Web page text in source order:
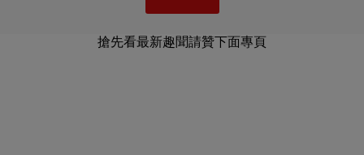
搶先看最新趣聞請贊下面專頁